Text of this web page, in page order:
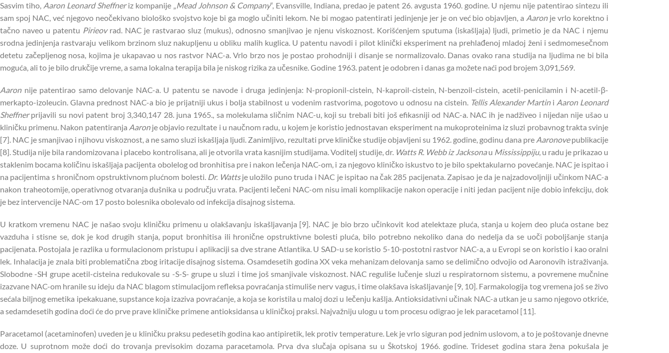
Sasvim tiho, Aaron Leonard Sheffneriz kompanije „Mead Johnson & Company“, Evansville, Indiana, predao je patent 26. avgusta 1960. godine. U njemu nije patentirao sintezu ili
sam spoj NAC, već njegovo neočekivano biološko svojstvo koje bi ga moglo učiniti lekom. Ne bi mogao patentirati jedinjenje jer je on već bio objavljen, a Aaronje vrlo korektno i
tačno naveo u patentu Pirieovrad. NAC je rastvarao sluz (mukus), odnosno smanjivao je njenu viskoznost. Korišćenjem sputuma (iskašljaja) ljudi, primetio je da NAC i njemu
srodna jedinjenja rastvaraju velikom brzinom sluz nakupljenu u obliku malih kuglica. U patentu navodi i pilot klinički eksperiment na prehlađenoj mladoj ženi i sedmomesečnom
detetu začepljenog nosa, kojima je ukapavao u nos rastvor NAC-a. Vrlo brzo nos je postao prohodniji i disanje se normalizovalo. Danas ovako rana studija na ljudima ne bi bila
moguća, ali to je bilo drukčije vreme, a sama lokalna terapija bila je niskog rizika za učesnike. Godine 1963. patent je odobren i danas ga možete naći pod brojem 3,091,569.
Aaronnije patentirao samo delovanje NAC-a. U patentu se navode i druga jedinjenja: N-propionil-cistein, N-kaproil-cistein, N-benzoil-cistein, acetil-penicilamin i N-acetil-β-
merkapto-izoleucin. Glavna prednost NAC-a bio je prijatniji ukus i bolja stabilnost u vodenim rastvorima, pogotovo u odnosu na cistein. Tellis Alexander Martini Aaron Leonard
Sheffnerprijavili su novi patent broj 3,340,147 28. juna 1965., sa molekulama sličnim NAC-u, koji su trebali biti još efikasniji od NAC-a. NAC ih je nadživeo i nijedan nije ušao u
kliničku primenu. Nakon patentiranja Aaronje objavio rezultate i u naučnom radu, u kojem je koristio jednostavan eksperiment na mukoproteinima iz sluzi probavnog trakta svinje
[7]. NAC je smanjivao i njihovu viskoznost, a ne samo sluzi iskašljaja ljudi. Zanimljivo, rezultati prve kliničke studije objavljeni su 1962. godine, godinu dana pre Aaronovepublikacije
[8]. Studija nije bila randomizovana i placebo kontrolisana, ali je otvorila vrata kasnijim studijama. Voditelj studije, dr. Watts R. Webb iz Jacksonau Mississippiju, u radu je prikazao u
staklenim bocama količinu iskašljaja pacijenta obolelog od bronhitisa pre i nakon lečenja NAC-om, i za njegovo kliničko iskustvo to je bilo spektakularno povećanje. NAC je ispitao i
na pacijentima s hroničnom opstruktivnom plućnom bolesti. Dr. Wattsje uložilo puno truda i NAC je ispitao na čak 285 pacijenata. Zapisao je da je najzadovoljniji učinkom NAC-a
nakon traheotomije, operativnog otvaranja dušnika u području vrata. Pacijenti lečeni NAC-om nisu imali komplikacije nakon operacije i niti jedan pacijent nije dobio infekciju, dok
je bez intervencije NAC-om 17 posto bolesnika obolevalo od infekcija disajnog sistema.
U kratkom vremenu NAC je našao svoju kliničku primenu u olakšavanju iskašljavanja [9]. NAC je bio brzo učinkovit kod atelektaze pluća, stanja u kojem deo pluća ostane bez
vazduha i stisne se, dok je kod drugih stanja, poput bronhitisa ili hronične opstruktivne bolesti pluća, bilo potrebno nekoliko dana do nedelja da se uoči poboljšanje stanja
pacijenata. Postojala je razlika u formulacionom pristupu i aplikaciji sa dve strane Atlantika. U SAD-u se koristio 5-10-postotni rastvor NAC-a, a u Evropi se on koristio i kao oralni
lek. Inhalacija je znala biti problematična zbog iritacije disajnog sistema. Osamdesetih godina XX veka mehanizam delovanja samo se delimično odvojio od Aaronovih istraživanja.
Slobodne -SH grupe acetil-cisteina redukovale su -S-S- grupe u sluzi i time još smanjivale viskoznost. NAC reguliše lučenje sluzi u respiratornom sistemu, a povremene mučnine
izazvane NAC-om hranile su ideju da NAC blagom stimulacijom refleksa povraćanja stimuliše nerv vagus, i time olakšava iskašljavanje [9, 10]. Farmakologija tog vremena još se živo
sećala biljnog emetika ipekakuane, supstance koja izaziva povraćanje, a koja se koristila u maloj dozi u lečenju kašlja. Antioksidativni učinak NAC-a utkan je u samo njegovo otkriće,
a sedamdesetih godina doći će do prve prave kliničke primene antioksidansa u kliničkoj praksi. Najvažniju ulogu u tom procesu odigrao je lek paracetamol [11].
Paracetamol (acetaminofen) uveden je u kliničku praksu pedesetih godina kao antipiretik, lek protiv temperature. Lek je vrlo siguran pod jednim uslovom, a to je poštovanje dnevne
doze. U suprotnom može doći do trovanja previsokim dozama paracetamola. Prva dva slučaja opisana su u Škotskoj 1966. godine. Trideset godina stara žena pokušala je